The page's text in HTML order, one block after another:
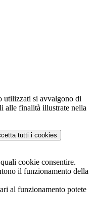
utilizzati si avvalgono di
alle finalità illustrate nella
tutti i cookies
cookie consentire.
il funzionamento della
al funzionamento potete